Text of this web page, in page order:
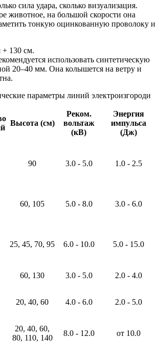
сила удара, сколько визуализация.
животное, на большой скорости она
тонкую оцинкованную проволоку и
130 см.
использовать синтетическую
20–40 мм. Она колышется на ветру и
параметры линий электроизгороди
Высота (см)
Реком.
вольтаж
(кВ)
Энергия
импульса
(Дж)
90 3.0 - 5.0 1.0 - 2.5
60, 105 5.0 - 8.0 3.0 - 6.0
25, 45, 70, 95 6.0 - 10.0 5.0 - 15.0
60, 130 3.0 - 5.0 2.0 - 4.0
20, 40, 60 4.0 - 6.0 2.0 - 5.0
20, 40, 60,
80, 110, 140
8.0 - 12.0 от 10.0